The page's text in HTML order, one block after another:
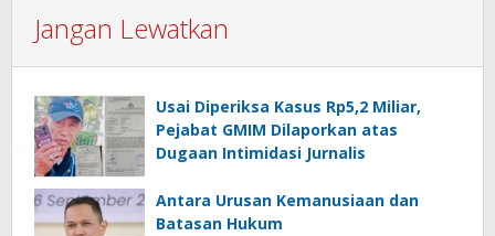
Jangan Lewatkan
Usai Diperiksa Kasus Rp5,2 Miliar,
Pejabat GMIM Dilaporkan atas
Dugaan Intimidasi Jurnalis
Antara Urusan Kemanusiaan dan
Batasan Hukum